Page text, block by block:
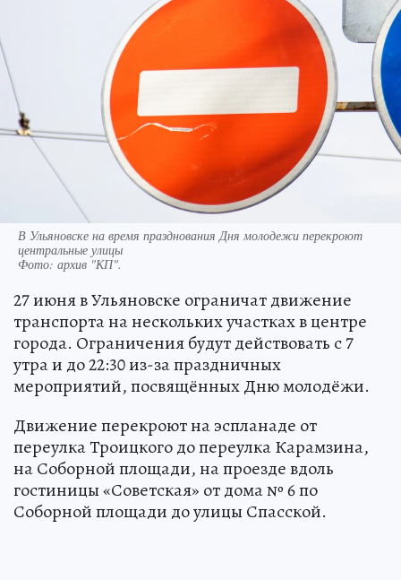
В Ульяновске на время празднования Дня молодежи перекроют
центральные улицы
Фото: архив "КП".
27 июня в Ульяновске ограничат движение
транспорта на нескольких участках в центре
города. Ограничения будут действовать с 7
утра и до 22:30 из-за праздничных
мероприятий, посвящённых Дню молодёжи.
Движение перекроют на эспланаде от
переулка Троицкого до переулка Карамзина,
на Соборной площади, на проезде вдоль
гостиницы «Советская» от дома № 6 по
Соборной площади до улицы Спасской.